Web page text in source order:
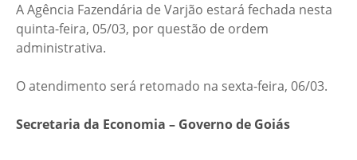
A Agência Fazendária de Varjão estará fechada nesta
quinta-feira, 05/03, por questão de ordem
administrativa.
O atendimento será retomado na sexta-feira, 06/03.
Secretaria da Economia – Governo de Goiás